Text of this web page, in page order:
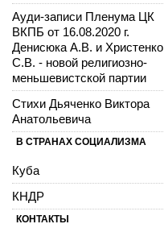
Ауди-записи Пленума ЦК
ВКПБ от 16.08.2020 г.
Денисюка А.В. и Христенко
С.В. - новой религиозно-
меньшевистской партии
Стихи Дьяченко Виктора
Анатольевича
В СТРАНАХ СОЦИАЛИЗМА
Куба
КНДР
КОНТАКТЫ